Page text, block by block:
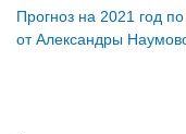
Прогноз на 2021 год
от Александры